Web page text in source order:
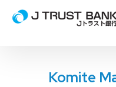
Komite